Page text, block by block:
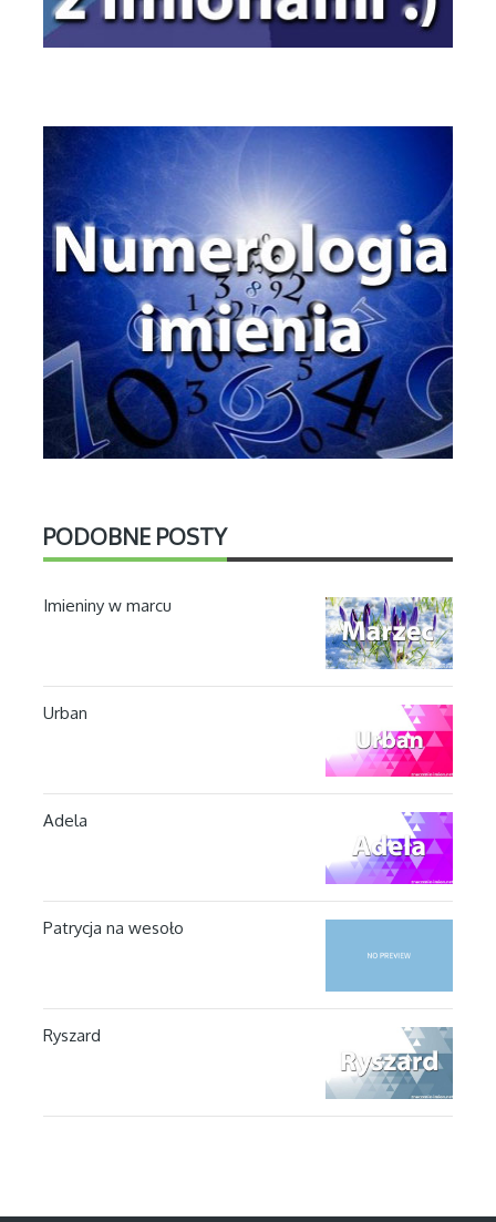
PODOBNE POSTY
Imieniny w marcu
Urban
Adela
Patrycja na wesoło
Ryszard